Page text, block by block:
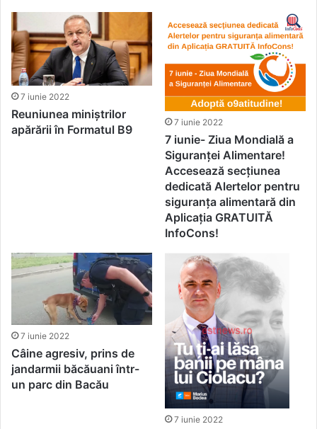
7 iunie 2022
Reuniunea miniștrilor
apărării în Formatul B9
7 iunie 2022
7 iunie- Ziua Mondială a
Siguranței Alimentare!
Accesează secțiunea
dedicată Alertelor pentru
siguranța alimentară din
Aplicația GRATUITĂ
InfoCons!
7 iunie 2022
Câine agresiv, prins de
jandarmii băcăuani într-
un parc din Bacău
7 iunie 2022